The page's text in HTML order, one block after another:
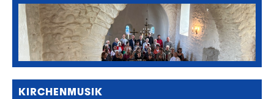
KIRCHENMUSIK